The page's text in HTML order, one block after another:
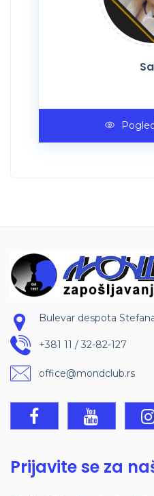
Bulevar despota
+381 11 / 32-82-127
office@mondclub.rs
Prijavite se za